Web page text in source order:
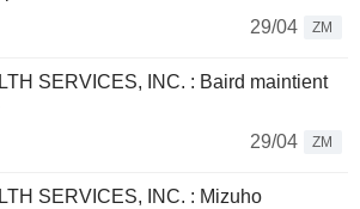
29/04
ZM
SERVICES, INC. : Baird maintient
29/04
ZM
SERVICES, INC. : Mizuho